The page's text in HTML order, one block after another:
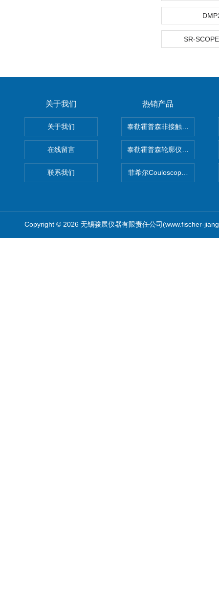
SR-
关于我们
关于我们
在线留言
联系我们
热销产品
泰勒霍普森非接触式轮廓仪
泰勒霍普森轮廓仪|TAYLOR
菲希尔Couloscope CMS2电
Copyright © 2026 无锡骏展仪器有限责任公司(www.fischer-